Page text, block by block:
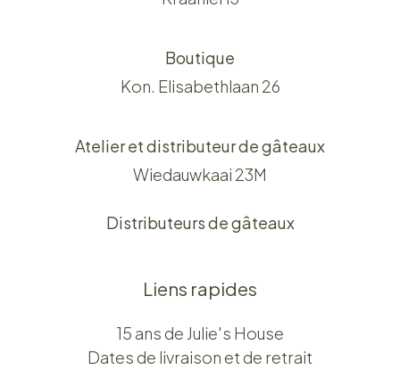
Boutique
Kon. Elisabethlaan 26
Atelier et distributeur de gâteaux
Wiedauwkaai 23M
Distributeurs de gâteaux
Liens rapides
15 ans de Julie's House
Dates de livraison et de retrait